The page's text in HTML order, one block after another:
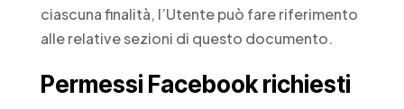
ciascuna finalità, l’Utente può fare riferimento
alle relative sezioni di questo documento.
Permessi Facebook richiesti